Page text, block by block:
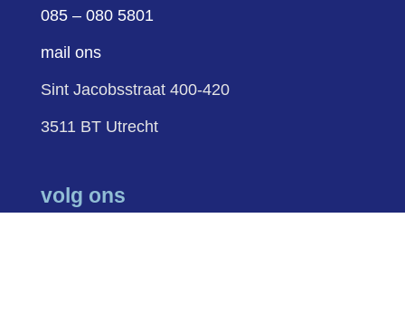
085 – 080 5801
mail ons
Sint Jacobsstraat 400-420
3511 BT Utrecht
volg ons